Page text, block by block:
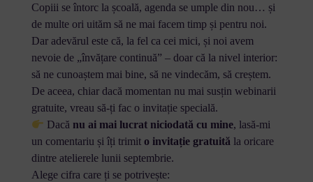
Copiii se întorc la școală, agenda se umple din nou… și
de multe ori uităm să ne mai facem timp și pentru noi.
Dar adevărul este că, la fel ca cei mici, și noi avem
nevoie de „învățare continuă” – doar că la nivel interior:
să ne cunoaștem mai bine, să ne vindecăm, să creștem.
De aceea, chiar dacă momentan nu mai susțin webinarii
gratuite, vreau să-ți fac o invitație specială.
Dacă nu ai mai lucrat niciodată cu mine, lasă-mi
un comentariu și îți trimit o invitație gratuităla oricare
dintre atelierele lunii septembrie.
Alege cifra care ți se potrivește: